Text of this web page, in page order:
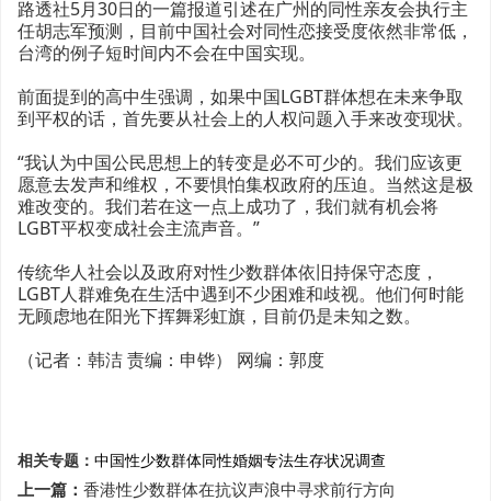
路透社5月30日的一篇报道引述在广州的同性亲友会执行主
任胡志军预测，目前中国社会对同性恋接受度依然非常低，
台湾的例子短时间内不会在中国实现。
前面提到的高中生强调，如果中国LGBT群体想在未来争取
到平权的话，首先要从社会上的人权问题入手来改变现状。
“我认为中国公民思想上的转变是必不可少的。我们应该更
愿意去发声和维权，不要惧怕集权政府的压迫。当然这是极
难改变的。我们若在这一点上成功了，我们就有机会将
LGBT平权变成社会主流声音。”
传统华人社会以及政府对性少数群体依旧持保守态度，
LGBT人群难免在生活中遇到不少困难和歧视。他们何时能
无顾虑地在阳光下挥舞彩虹旗，目前仍是未知之数。
（记者：韩洁 责编：申铧） 网编：郭度
相关专题： 中国性少数群体同性婚姻专法生存状况调查
上一篇： 香港性少数群体在抗议声浪中寻求前行方向